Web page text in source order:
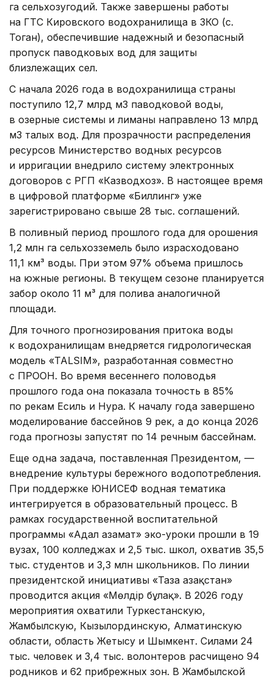
га сельхозугодий. Также завершены работы
на ГТС Кировского водохранилища в ЗКО (с.
Тоган), обеспечившие надежный и безопасный
пропуск паводковых вод для защиты
близлежащих сел.
С начала 2026 года в водохранилища страны
поступило 12,7 млрд м3 паводковой воды,
в озерные системы и лиманы направлено 13 млрд
м3 талых вод. Для прозрачности распределения
ресурсов Министерство водных ресурсов
и ирригации внедрило систему электронных
договоров с РГП «Казводхоз». В настоящее время
в цифровой платформе «Биллинг» уже
зарегистрировано свыше 28 тыс. соглашений.
В поливный период прошлого года для орошения
1,2 млн га сельхозземель было израсходовано
11,1 км³ воды. При этом 97% объема пришлось
на южные регионы. В текущем сезоне планируется
забор около 11 м³ для полива аналогичной
площади.
Для точного прогнозирования притока воды
к водохранилищам внедряется гидрологическая
модель «TALSIM», разработанная совместно
с ПРООН. Во время весеннего половодья
прошлого года она показала точность в 85%
по рекам Есиль и Нура. К началу года завершено
моделирование бассейнов 9 рек, а до конца 2026
года прогнозы запустят по 14 речным бассейнам.
Еще одна задача, поставленная Президентом, —
внедрение культуры бережного водопотребления.
При поддержке ЮНИСЕФ водная тематика
интегрируется в образовательный процесс. В
рамках государственной воспитательной
программы «Адал азамат» эко-уроки прошли в 19
вузах, 100 колледжах и 2,5 тыс. школ, охватив 35,5
тыс. студентов и 3,3 млн школьников. По линии
президентской инициативы «Таза Қазақстан»
проводится акция «Мөлдір бұлақ». В 2026 году
мероприятия охватили Туркестанскую,
Жамбылскую, Кызылординскую, Алматинскую
области, область Жетысу и Шымкент. Силами 24
тыс. человек и 3,4 тыс. волонтеров расчищено 94
родников и 62 прибрежных зон. В Жамбылской